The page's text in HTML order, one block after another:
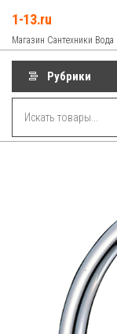
содержимому
1-13.ru
Магазин Сантехники Вода
Рубрики